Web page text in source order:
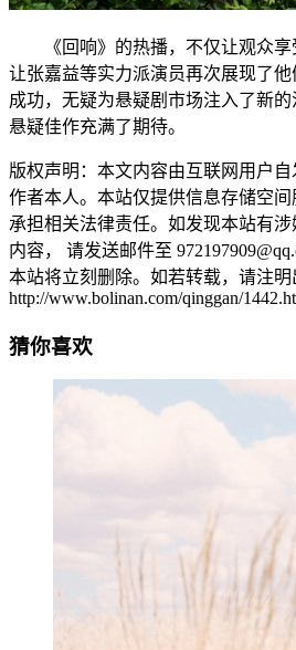
《回响》的热播，不仅让观众享
让张嘉益等实力派演员再次展现了
成功，无疑为悬疑剧市场注入了新
悬疑佳作充满了期待。
版权声明：本文内容由互联网用户
作者本人。本站仅提供信息存储空
承担相关法律责任。如发现本站有
内容， 请发送邮件至
本站将立刻删除。如若转载，请注明
http://www.bolinan.com/qinggan/
猜你喜欢